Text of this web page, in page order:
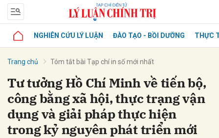
NGHIÊN CỨU LÝ LUẬN ĐÀO TẠO - BỒI DƯỠNG THỰC
Trang chủ Tóm tắt bài Tạp chí in số mới nhất
Tư tưởng Hồ Chí Minh về tiến bộ,
công bằng xã hội, thực trạng vận
dụng và giải pháp thực hiện
trong kỷ nguyên phát triển mới